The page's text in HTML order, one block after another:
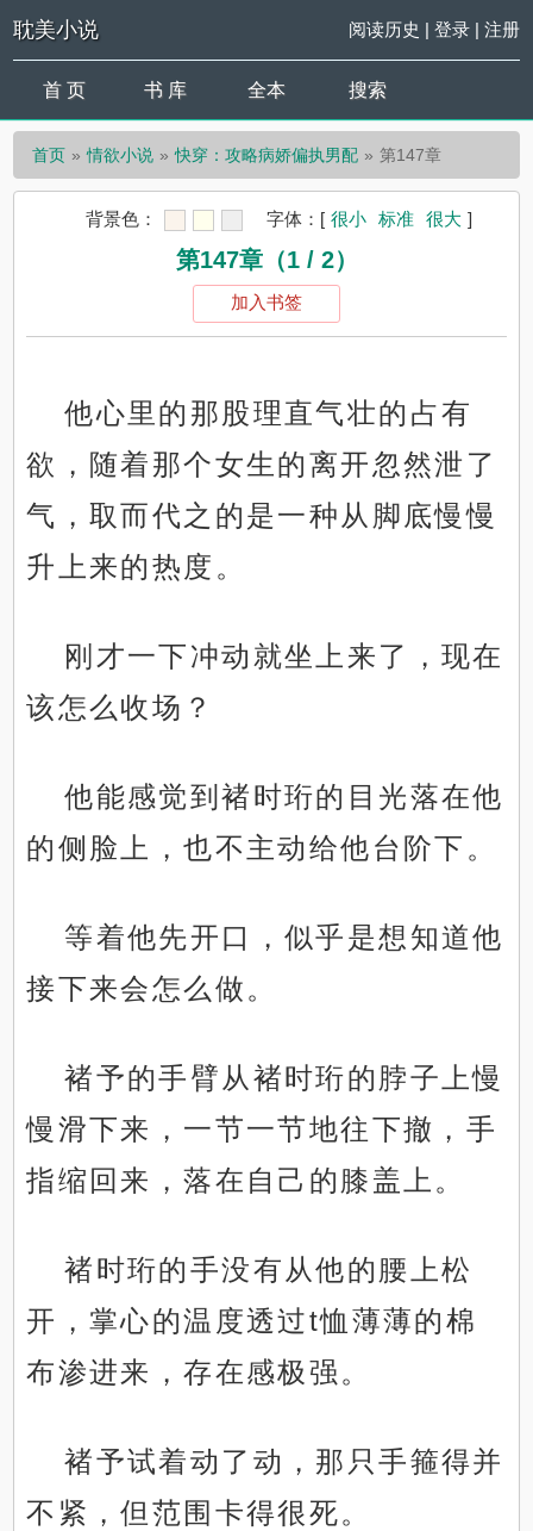
耽美小说 阅读历史 | 登录| 注册
首 页 书 库 全本 搜索
首页 情欲小说 快穿：攻略病娇偏执男配 第147章
背景色： 字体： [ 很小 标准 很大 ]
第147章（1 / 2）
加入书签
他心里的那股理直气壮的占有
欲，随着那个女生的离开忽然泄了
气，取而代之的是一种从脚底慢慢
升上来的热度。
刚才一下冲动就坐上来了，现在
该怎么收场？
他能感觉到褚时珩的目光落在他
的侧脸上，也不主动给他台阶下。
等着他先开口，似乎是想知道他
接下来会怎么做。
褚予的手臂从褚时珩的脖子上慢
慢滑下来，一节一节地往下撤，手
指缩回来，落在自己的膝盖上。
褚时珩的手没有从他的腰上松
开，掌心的温度透过t恤薄薄的棉
布渗进来，存在感极强。
褚予试着动了动，那只手箍得并
不紧，但范围卡得很死。